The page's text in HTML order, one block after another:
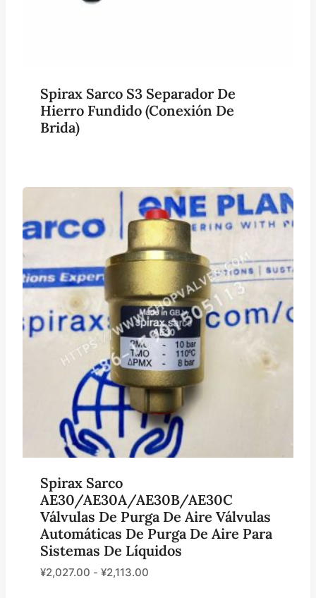
Spirax Sarco S3 Separador De
Hierro Fundido (conexión De
Brida)
Spirax Sarco
AE30/AE30A/AE30B/AE30C
Válvulas De Purga De Aire Válvulas
Automáticas De Purga De Aire Para
Sistemas De Líquidos
¥2,027.00 - ¥2,113.00